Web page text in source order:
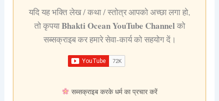
यदि यह भक्ति लेख / कथा / स्तोत्र आपको अच्छा लगा हो,
तो कृपयाBhakti Ocean YouTube Channel को
सब्सक्राइब कर हमारे सेवा-कार्य को सहयोग दें।
सब्सक्राइब करके धर्म का प्रचार करें